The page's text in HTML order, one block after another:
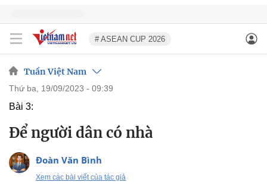
# ASEAN CUP 2026
Tuần Việt Nam
thứ ba, 19/09/2023 - 09:39
Bài 3:
Để người dân có nhà
Đoàn Văn Bình
Xem các bài viết của tác giả